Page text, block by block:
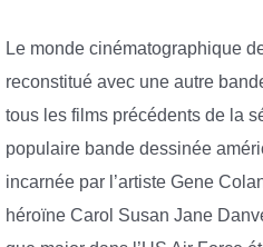
Le monde cinématographique
reconstitué avec une autre
tous les films précédents de la
populaire bande dessinée
incarnée par l’artiste Gene
héroïne Carol Susan Jane